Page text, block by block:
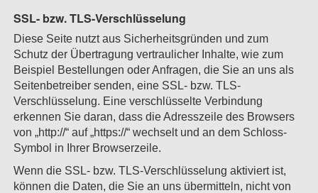
SSL- bzw. TLS-Verschlüsselung
Diese Seite nutzt aus Sicherheitsgründen und zum
Schutz der Übertragung vertraulicher Inhalte, wie zum
Beispiel Bestellungen oder Anfragen, die Sie an uns als
Seitenbetreiber senden, eine SSL- bzw. TLS-
Verschlüsselung. Eine verschlüsselte Verbindung
erkennen Sie daran, dass die Adresszeile des Browsers
von „http://“ auf „https://“ wechselt und an dem Schloss-
Symbol in Ihrer Browserzeile.
Wenn die SSL- bzw. TLS-Verschlüsselung aktiviert ist,
können die Daten, die Sie an uns übermitteln, nicht von